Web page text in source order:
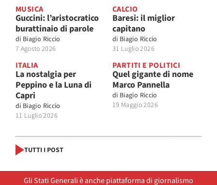
MUSICA
Guccini: l’aristocratico
burattinaio di parole
di Biagio Riccio
7 Agosto 2026
CALCIO
Baresi: il miglior
capitano
di Biagio Riccio
31 Luglio 2026
ITALIA
La nostalgia per
Peppino e la Luna di
Capri
di Biagio Riccio
11 Luglio 2026
PARTITI E POLITICI
Quel gigante di nome
Marco Pannella
di Biagio Riccio
19 Maggio 2026
TUTTI I POST
Gli Stati Generali è anche piattaforma di giornalismo